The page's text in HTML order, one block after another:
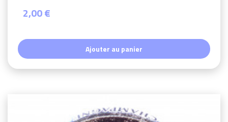
2,00 €
Ajouter au panier